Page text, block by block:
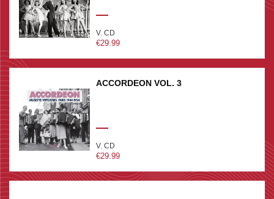
V. CD
€29.99
ACCORDEON VOL. 3
V. CD
€29.99